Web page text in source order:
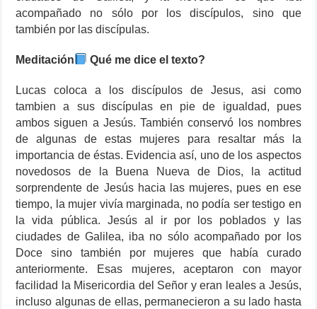
acompañado no sólo por los discípulos, sino que
también por las discípulas.
Meditación Qué me dice el texto?
Lucas coloca a los discípulos de Jesus, asi como
tambien a sus discípulas en pie de igualdad, pues
ambos siguen a Jesús. También conservó los nombres
de algunas de estas mujeres para resaltar más la
importancia de éstas. Evidencia así, uno de los aspectos
novedosos de la Buena Nueva de Dios, la actitud
sorprendente de Jesús hacia las mujeres, pues en ese
tiempo, la mujer vivía marginada, no podía ser testigo en
la vida pública. Jesús al ir por los poblados y las
ciudades de Galilea, iba no sólo acompañado por los
Doce sino también por mujeres que había curado
anteriormente. Esas mujeres, aceptaron con mayor
facilidad la Misericordia del Señor y eran leales a Jesús,
incluso algunas de ellas, permanecieron a su lado hasta